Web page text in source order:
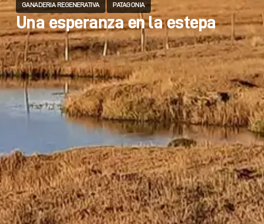
GANADERIA REGENERATIVA PATAGONIA
Una esperanza en la estepa